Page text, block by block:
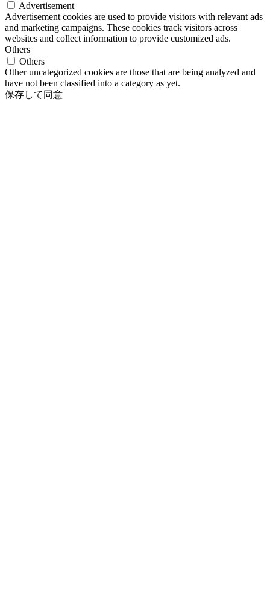
Advertisement
Advertisement cookies are used to provide visitors with relevant ads
and marketing campaigns. These cookies track visitors across
websites and collect information to provide customized ads.
Others
Others
Other uncategorized cookies are those that are being analyzed and
have not been classified into a category as yet.
保存して同意